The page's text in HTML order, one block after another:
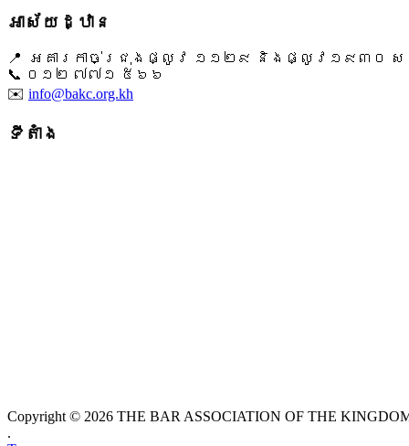
អាស័យដ្ឋាន
📍 អគារកាច់ជ្រុងផ្លូវ ១១២៩ និងផ្លូវ១៩៣០ ស
📞 ​០១២ ៧៧១ ៥៦៦
✉️ info@bakc.org.kh
ទីតាំង
Copyright © 2026 THE BAR ASSOCIATION OF THE
.